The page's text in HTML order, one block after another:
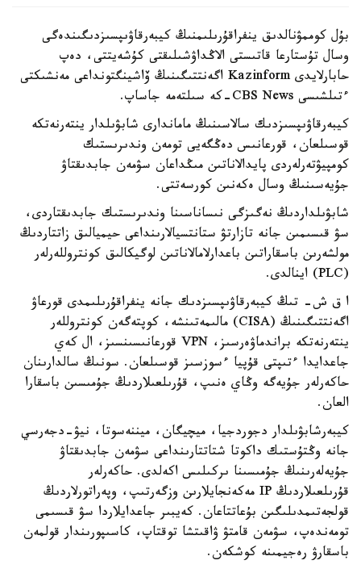
بۇل كوممۋنالدىق ينفراقۇرىلىمنىڭ كيبەرقاۋىپسىزدىگىندەگى
وسال تۇستارعا قاتىستى الاڭداۋشىلىقتى كۇشەيتتى، دەپ
حابارلايدى Kazinform اگەنتتىگىنىڭ ۆاشينگتونداعى مەنشىكتى
ءتىلشىسى CBS News-كە سىلتەمە جاساپ.
كيبەرقاۋىپسىزدىك سالاسىنىڭ ماماندارى شابۋىلدار ينتەرنەتكە
قوسىلعان، قورعانىس دەڭگەيى تومەن وندىرىستىك
كومپيۋتەرلەردى پايدالاناتىن مىڭداعان سۋمەن جابدىقتاۋ
جۇيەسىنىڭ وسال ەكەنىن كورسەتتى.
شابۋىلداردىڭ نەگىزگى نىساناسىنا وندىرىستىك جابدىقتاردى،
سۋ قىسىمىن جانە تازارتۋ ستانتسيالارىنداعى حيميالىق زاتتاردىڭ
مولشەرىن باسقاراتىن باعدارلامالاناتىن لوگيكالىق كونتروللەرلەر
(PLC) اينالدى.
ا ق ش- تىڭ كيبەرقاۋىپسىزدىك جانە ينفراقۇرىلىمدى قورعاۋ
اگەنتتىگىنىڭ (CISA) مالىمەتىنشە، كوپتەگەن كونتروللەر
ينتەرنەتكە براندماۋەرسىز، VPN قورعانىسىنسىز، ال كەي
جاعدايدا ءتىپتى قۇپيا ءسوزسىز قوسىلعان. سونىڭ سالدارىنان
حاكەرلەر جۇيەگە وڭاي ەنىپ، قۇرىلعىلاردىڭ جۇمىسىن باسقارا
العان.
كيبەرشابۋىلدار دجوردجيا، ميچيگان، ميننەسوتا، نيۋ-دجەرسي
جانە وڭتۇستىك داكوتا شتاتتارىنداعى سۋمەن جابدىقتاۋ
جۇيەلەرىنىڭ جۇمىسىنا ىركىلىس اكەلدى. حاكەرلەر
قۇرىلعىلاردىڭ IP مەكەنجايلارىن وزگەرتىپ، وپەراتورلاردىڭ
قولجەتىمدىلىگىن بۇعاتتاعان. كەيبىر جاعدايلاردا سۋ قىسىمى
تومەندەپ، سۋمەن قامتۋ ۋاقىتشا توقتاپ، كاسىپورىندار قولمەن
باسقارۋ رەجيمىنە كوشكەن.